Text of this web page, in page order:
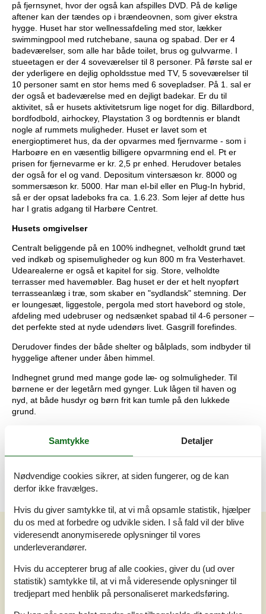
på fjernsynet, hvor der også kan afspilles DVD. På de kølige
aftener kan der tændes op i brændeovnen, som giver ekstra
hygge. Huset har stor wellnessafdeling med stor, lækker
swimmingpool med rutchebane, sauna og spabad. Der er 4
badeværelser, som alle har både toilet, brus og gulvvarme. I
stueetagen er der 4 soveværelser til 8 personer. På første sal er
der yderligere en dejlig opholdsstue med TV, 5 soveværelser til
10 personer samt en stor hems med 6 sovepladser. På 1. sal er
der også et badeværelse med en dejligt badekar. Er du til
aktivitet, så er husets aktivitetsrum lige noget for dig. Billardbord,
bordfodbold, airhockey, Playstation 3 og bordtennis er blandt
nogle af rummets muligheder. Huset er lavet som et
energioptimeret hus, da der opvarmes med fjernvarme - som i
Harboøre en en væsentlig billigere opvarmning end el. Pt er
prisen for fjernevarme er kr. 2,5 pr enhed. Herudover betales
der også for el og vand. Depositum vintersæson kr. 8000 og
sommersæson kr. 5000. Har man el-bil eller en Plug-In hybrid,
så er der opsat ladeboks fra ca. 1.6.23. Som lejer af dette hus
har I gratis adgang til Harbøre Centret.
Husets omgivelser
Centralt beliggende på en 100% indhegnet, velholdt grund tæt
ved indkøb og spisemuligheder og kun 800 m fra Vesterhavet.
Udearealerne er også et kapitel for sig. Store, velholdte
terrasser med havemøbler. Bag huset er der et helt nyopført
terrasseanlæg i træ, som skaber en "sydlandsk" stemning. Der
er loungesæt, liggestole, pergola med stort havebord og stole,
afdeling med udebruser og nedsænket spabad til 4-6 personer –
det perfekte sted at nyde udendørs livet. Gasgrill forefindes.
Derudover findes der både shelter og bålplads, som indbyder til
hyggelige aftener under åben himmel.
Indhegnet grund med mange gode læ- og solmuligheder. Til
børnene er der legetårn med gynger. Luk lågen til haven og
nyd, at både husdyr og børn frit kan tumle på den lukkede
grund.
beboes af op til 24 personer.
Vores gæsteanmeldelser Vores gæsteanmeldelser
4,6 Baseret på8vurderinger
Sidste vurdering fra d. 14-07-2025
Samtykke Detaljer
Nødvendige cookies sikrer, at siden fungerer, og de kan
derfor ikke fravælges.
Hvis du giver samtykke til, at vi må opsamle statistik, hjælper
du os med at forbedre og udvikle siden. I så fald vil der blive
videresendt anonymiserede oplysninger til vores
underleverandører.
Hvis du accepterer brug af alle cookies, giver du (ud over
statistik) samtykke til, at vi må videresende oplysninger til
tredjepart med henblik på personaliseret markedsføring.